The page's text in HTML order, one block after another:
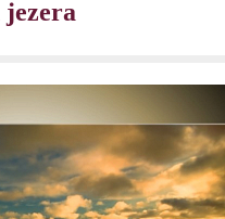
jezera